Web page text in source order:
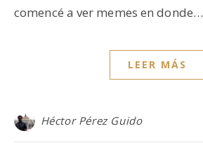
comencé a ver memes en donde…
LEER MÁS
Héctor Pérez Guido